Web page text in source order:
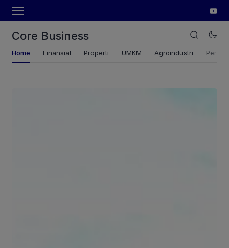
Core Business
Home Finansial Properti UMKM Agroindustri